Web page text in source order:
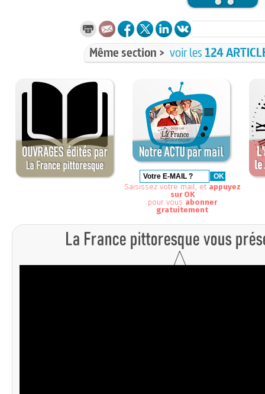
Même section > voir les 124
Saisissez votre mail, et appuyez
sur OK
pour vous abonner
gratuitement